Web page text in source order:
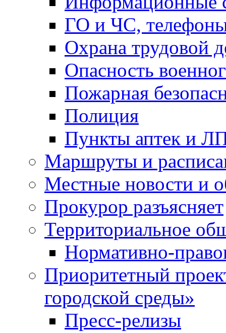
ГО и ЧС,
Охрана трудовой
Опасность
Пожарная
Полиция
Пункты аптек и
Маршруты и
Местные новости и
Прокурор разъясняет
Территориальное
Нормативно-
Приоритетный
городской среды»
Пресс-релизы